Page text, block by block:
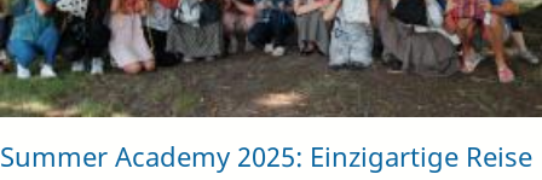
Summer Academy 2025: Einzigartige Reise